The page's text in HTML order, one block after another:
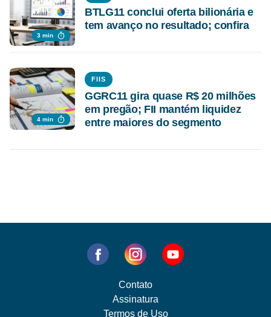
3 min
BTLG11 conclui oferta bilionária e
tem avanço no resultado; confira
4 min
FIIS
GGRC11 gira quase R$ 20 milhões
em pregão; FII mantém liquidez
entre maiores do segmento
Contato
Assinatura
Termos de Uso